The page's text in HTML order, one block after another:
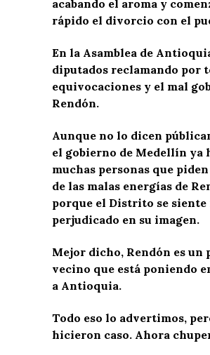
acabando el aroma y
rápido el divorcio con el
En la Asamblea de
diputados reclamando por
equivocaciones y el mal
Rendón.
Aunque no lo dicen
el gobierno de Medellín ya
muchas personas que
de las malas energías de
porque el Distrito se siente
perjudicado en su imagen.
Mejor dicho, Rendón es un
vecino que está poniendo
a Antioquia.
Todo eso lo advertimos,
hicieron caso. Ahora